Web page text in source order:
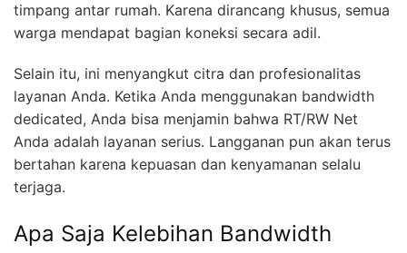
timpang antar rumah. Karena dirancang khusus, semua
warga mendapat bagian koneksi secara adil.
Selain itu, ini menyangkut citra dan profesionalitas
layanan Anda. Ketika Anda menggunakan bandwidth
dedicated, Anda bisa menjamin bahwa RT/RW Net
Anda adalah layanan serius. Langganan pun akan terus
bertahan karena kepuasan dan kenyamanan selalu
terjaga.
Apa Saja Kelebihan Bandwidth